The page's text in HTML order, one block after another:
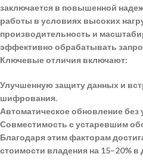
заключается в повышенной
работы в условиях высоких
производительность и
эффективно обрабатывать
Ключевые отличия включают:
Улучшенную защиту данных и
шифрования.
Автоматическое обновление без
Совместимость с устаревшим
Благодаря этим факторам
стоимости владения на 15–20%